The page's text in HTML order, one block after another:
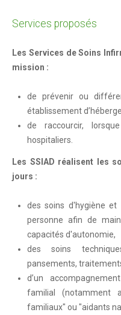
État civil
En 1 clic !
Cimetières
Intercommunalité
Marchés publics
CITOYENNETÉ
Le Conseil Municipal
Compte-rendus des
Services proposés
Les Services de Soins
mission :
de prévenir ou
établissement
de raccourcir,
hospitaliers.
Les SSIAD réalisent les
jours :
des soins d'hygiène
personne afin de
capacités d'autonomie,
des soins
pansements,
d’un
familial (notamment
familiaux" ou "aidants